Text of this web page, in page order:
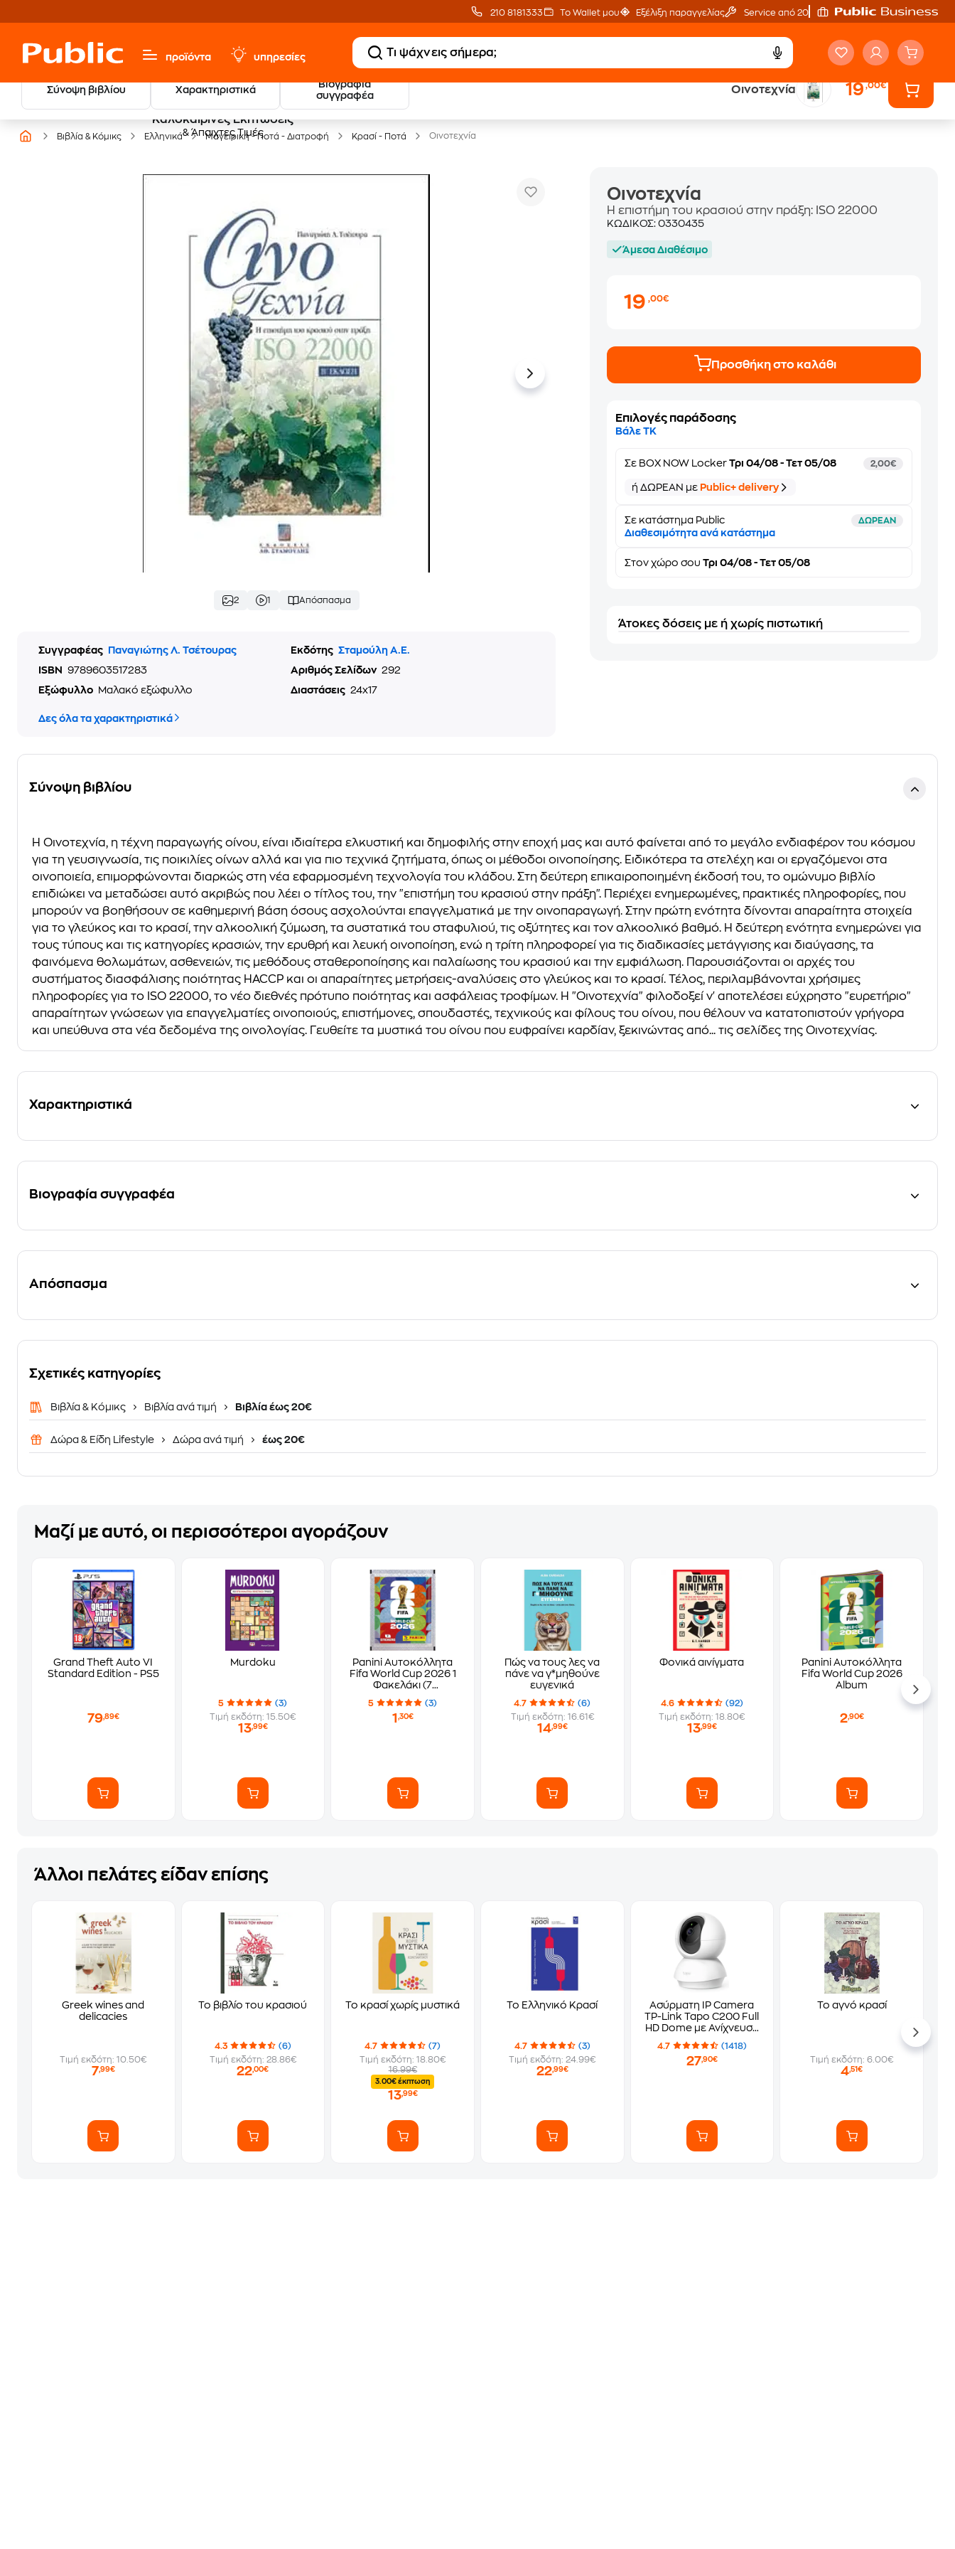
210 8181333 Το Wallet μου Εξέλιξη παραγγελίας Service από 20'
προϊόντα υπηρεσίες
Σύνοψη βιβλίου Χαρακτηριστικά
Βιογραφία
συγγραφέα
Οινοτεχνία 19,00€
Καλοκαιρινές Εκπτώσεις
& Άπαιχτες Τιμές
20 € Public επιστροφή
με Snappi
Έλα στον κόσμο
Βιβλία & Κόμικς Ελληνικά Μαγειρική - Ποτά - Διατροφή Κρασί - Ποτά Οινοτεχνία
2 1 Απόσπασμα
Συγγραφέας Παναγιώτης Λ. Τσέτουρας Εκδότης Σταμούλη Α.Ε.
ISBN
9789603517283 Αριθμός Σελίδων 292
Εξώφυλλο
Μαλακό εξώφυλλο Διαστάσεις 24x17
Δες όλα τα χαρακτηριστικά
Οινοτεχνία
Η επιστήμη του κρασιού στην πράξη: ISO 22000
ΚΩΔΙΚΟΣ:0330435
Άμεσα Διαθέσιμο
19,00€
Προσθήκη στο καλάθι
Επιλογές παράδοσης
Βάλε ΤΚ
Σε BOX NOW Locker Τρι 04/08 - Τετ 05/08 2,00€
ή ΔΩΡΕΑΝ με Public+ delivery
Σε κατάστημα Public ΔΩΡΕΑΝ
Διαθεσιμότητα ανά κατάστημα
Στονχώρο σου Τρι 04/08 - Τετ 05/08
Άτοκες δόσεις με ή χωρίς πιστωτική
Σύνοψη βιβλίου
Η Οινοτεχνία, η τέχνη παραγωγής οίνου, είναι ιδιαίτερα ελκυστική και δημοφιλής στην εποχή μας και αυτό φαίνεται από το μεγάλο ενδιαφέρον του κόσμου
για τη γευσιγνωσία, τις ποικιλίες οίνων αλλά και για πιο τεχνικά ζητήματα, όπως οι μέθοδοι οινοποίησης. Ειδικότερα τα στελέχη και οι εργαζόμενοι στα
οινοποιεία, επιμορφώνονται διαρκώς στη νέα εφαρμοσμένη τεχνολογία του κλάδου. Στη δεύτερη επικαιροποιημένη έκδοσή του, το ομώνυμο βιβλίο
επιδιώκει να μεταδώσει αυτό ακριβώς που λέει ο τίτλος του, την "επιστήμη του κρασιού στην πράξη". Περιέχει ενημερωμένες, πρακτικές πληροφορίες, που
μπορούν να βοηθήσουν σε καθημερινή βάση όσους ασχολούνται επαγγελματικά με την οινοπαραγωγή. Στην πρώτη ενότητα δίνονται απαραίτητα στοιχεία
για το γλεύκος και το κρασί, την αλκοολική ζύμωση, τα συστατικά του σταφυλιού, τις οξύτητες και τον αλκοολικό βαθμό. Η δεύτερη ενότητα ενημερώνει για
τους τύπους και τις κατηγορίες κρασιών, την ερυθρή και λευκή οινοποίηση, ενώ η τρίτη πληροφορεί για τις διαδικασίες μετάγγισης και διαύγασης, τα
φαινόμενα θολωμάτων, ασθενειών, τις μεθόδους σταθεροποίησης και παλαίωσης του κρασιού και την εμφιάλωση. Παρουσιάζονται οι αρχές του
συστήματος διασφάλισης ποιότητας HACCP και οι απαραίτητες μετρήσεις-αναλύσεις στο γλεύκος και το κρασί. Τέλος, περιλαμβάνονται χρήσιμες
πληροφορίες για το ISO 22000, το νέο διεθνές πρότυπο ποιότητας και ασφάλειας τροφίμων. Η "Οινοτεχνία" φιλοδοξεί ν' αποτελέσει εύχρηστο "ευρετήριο"
απαραίτητων γνώσεων για επαγγελματίες οινοποιούς, επιστήμονες, σπουδαστές, τεχνικούς και φίλους του οίνου, που θέλουν να κατατοπιστούν γρήγορα
και υπεύθυνα στα νέα δεδομένα της οινολογίας. Γευθείτε τα μυστικά του οίνου που ευφραίνει καρδίαν, ξεκινώντας από... τις σελίδες της Οινοτεχνίας.
Χαρακτηριστικά
Βιογραφία συγγραφέα
Απόσπασμα
Σχετικές κατηγορίες
Βιβλία & Κόμικς Βιβλία ανά τιμή Βιβλία έως 20€
Δώρα & Είδη Lifestyle Δώρα ανά τιμή έως 20€
Μαζί με αυτό, οι περισσότεροι αγοράζουν
Grand Theft Auto VI
Standard Edition - PS5
79,89€
Murdoku
5
(3)
Τιμή εκδότη: 15.50€
13,99€
Panini Αυτοκόλλητα
Fifa World Cup 2026 1
Φακελάκι (7
Αυτοκόλλητα)
5 (3)
1 ,30€
Πώς να τους λες να
πάνε να γ*μηθούνε
ευγενικά
4.7
(6)
Τιμή εκδότη: 16.61€
14,99€
Φονικά αινίγματα
4.6
(92)
Τιμή εκδότη: 18.80€
13,99€
Panini Αυτοκόλλητα
Fifa World Cup 2026
Album
2,90€
Άλλοι πελάτες είδαν επίσης
Greek wines and
delicacies
Τιμή εκδότη: 10.50€
7,99€
Το βιβλίο του κρασιού
4.3
(6)
Τιμή εκδότη: 28.86€
22,00€
Το κρασί χωρίς μυστικά
4.7
(7)
Τιμή εκδότη: 18.80€
16.99€
3.00€ έκπτωση
13,99€
Το Ελληνικό Κρασί
4.7
(3)
Τιμή εκδότη: 24.99€
22,99€
Ασύρματη IP Camera
TP-Link Tapo C200 Full
HD Dome με Ανίχνευση
κίνησης
4.7 (1418)
27,90€
Το αγνό κρασί
Τιμή εκδότη: 6.00€
4,51€